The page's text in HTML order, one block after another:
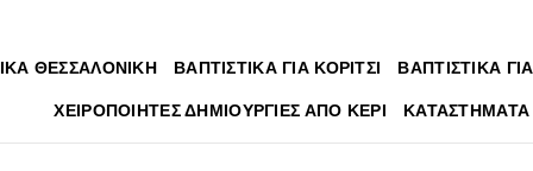
ΘΕΣΣΑΛΟΝΙΚΗ ΒΑΠΤΙΣΤΙΚΑ ΓΙΑ ΚΟΡΙΤΣΙ ΒΑΠΤΙΣΤΙΚΑ
ΧΕΙΡΟΠΟΙΗΤΕΣ ΔΗΜΙΟΥΡΓΙΕΣ ΑΠΟ ΚΕΡΙ ΚΑΤΑΣΤΗΜΑΤΑ